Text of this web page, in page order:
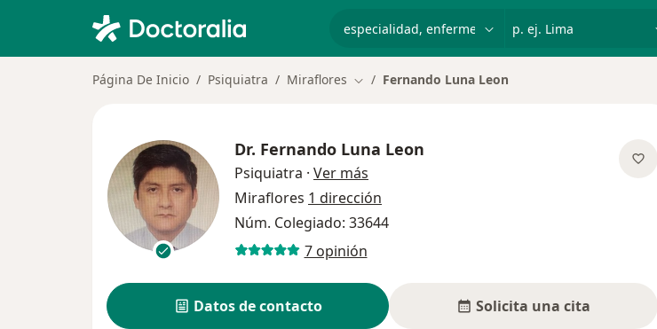
Página De Inicio Psiquiatra Miraflores Cambiar de ciudad
Fernando Luna Leon
Dr. Fernando Luna Leon
Psiquiatra · Ver más
Miraflores 1 dirección
Núm. Colegiado: 33644
7 opinión
Datos de contacto Solicita una cita